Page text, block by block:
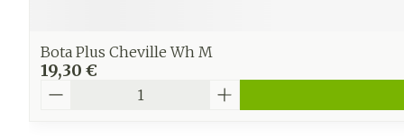
Bota Plus Cheville Wh M
19,30 €